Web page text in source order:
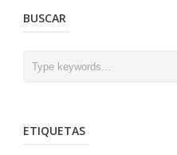
BUSCAR
ETIQUETAS